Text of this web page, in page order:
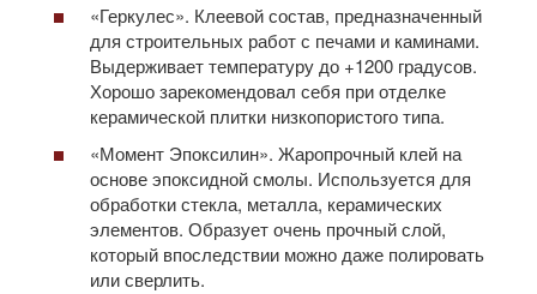
«Геркулес». Клеевой состав, предназначенный
для строительных работ с печами и каминами.
Выдерживает температуру до +1200 градусов.
Хорошо зарекомендовал себя при отделке
керамической плитки низкопористого типа.
«Момент Эпоксилин». Жаропрочный клей на
основе эпоксидной смолы. Используется для
обработки стекла, металла, керамических
элементов. Образует очень прочный слой,
который впоследствии можно даже полировать
или сверлить.